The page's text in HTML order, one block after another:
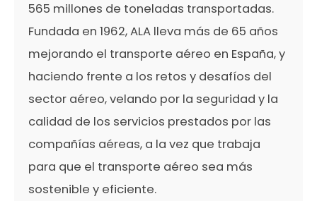
565 millones de toneladas transportadas.
Fundada en 1962, ALA lleva más de 65 años
mejorando el transporte aéreo en España, y
haciendo frente a los retos y desafíos del
sector aéreo, velando por la seguridad y la
calidad de los servicios prestados por las
compañías aéreas, a la vez que trabaja
para que el transporte aéreo sea más
sostenible y eficiente.